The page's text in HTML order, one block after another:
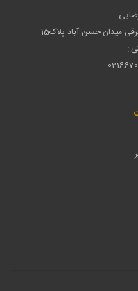
میدان حسن آباد پلاک15
: